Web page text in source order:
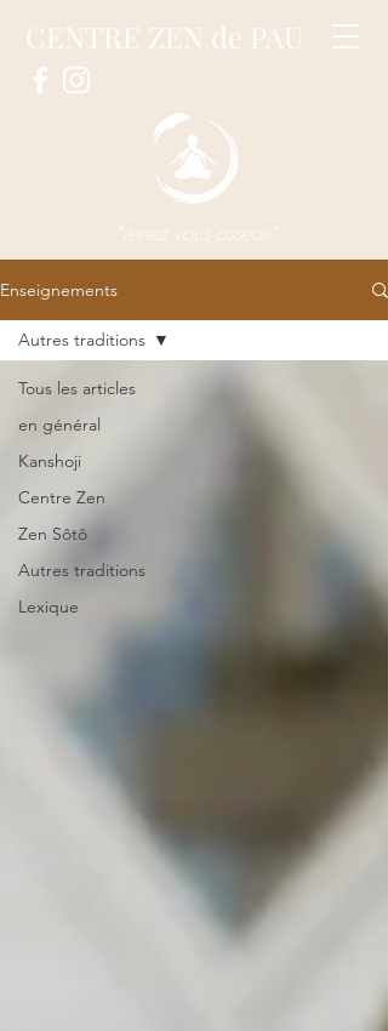
CENTRE ZEN de PAU
"Venez vous asseoir"
Enseignements
Tous les articles
en général
Kanshoji
Centre Zen
Zen Sôtô
Autres traditions
Lexique
Autres traditions